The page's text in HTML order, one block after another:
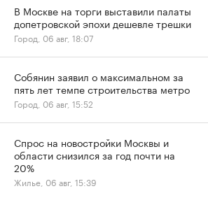
В Москве на торги выставили палаты
допетровской эпохи дешевле трешки
Город, 06 авг, 18:07
Собянин заявил о максимальном за
пять лет темпе строительства метро
Город, 06 авг, 15:52
Спрос на новостройки Москвы и
области снизился за год почти на
20%
Жилье, 06 авг, 15:39